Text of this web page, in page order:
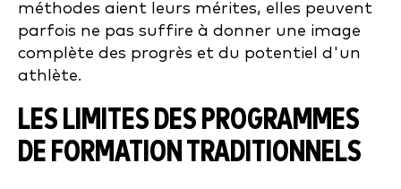
méthodes aient leurs mérites, elles peuvent
parfois ne pas suffire à donner une image
complète des progrès et du potentiel d'un
athlète.
LES LIMITES DES PROGRAMMES
DE FORMATION TRADITIONNELS